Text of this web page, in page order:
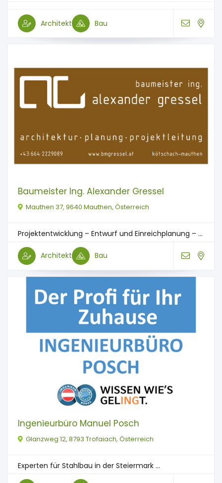
Architekt Bau
Baumeister Ing. Alexander Gressel
Mauthen 37, 9640 Mauthen, Österreich
Projektentwicklung – Entwurf und Einreichplanung – ...
Architekt Bau
Ingenieurbüro Manuel Posch
Glanzweg 12, 8793 Trofaiach, Österreich
Experten für Stahlbau in der Steiermark ...